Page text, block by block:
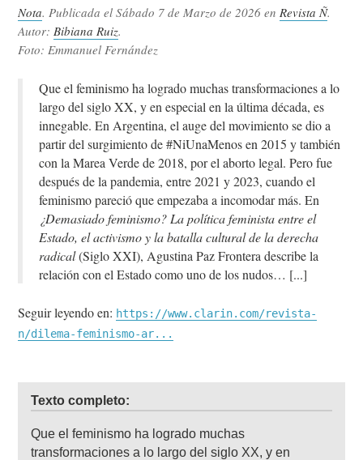
Nota. Publicada elSábado 7 de Marzo de 2026 en Revista Ñ.
Autor: Bibiana Ruiz.
Foto: Emmanuel Fernández
Que el feminismo ha logrado muchas transformaciones a lo
largo del siglo XX, y en especial en la última década, es
innegable. En Argentina, el auge del movimiento se dio a
partir del surgimiento de #NiUnaMenos en 2015 y también
con la Marea Verde de 2018, por el aborto legal. Pero fue
después de la pandemia, entre 2021 y 2023, cuando el
feminismo pareció que empezaba a incomodar más. En
¿Demasiado feminismo? La política feminista entre el
Estado, el activismo y la batalla cultural de la derecha
radical(Siglo XXI), Agustina Paz Frontera describe la
relación con el Estado como uno de los nudos…
Seguir leyendo en: https://www.clarin.com/revista-
n/dilema-feminismo-ar...
Texto completo:
Que el feminismo ha logrado muchas
transformaciones a lo largo del siglo XX, y en